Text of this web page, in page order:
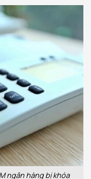
ngân hàng bị khóa